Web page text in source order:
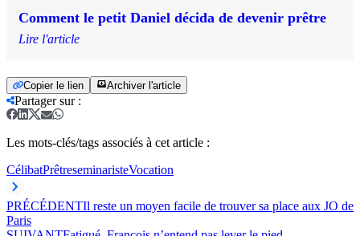
Comment le petit Daniel décida de devenir prêtre
Lire l'article
Copier le lien Archiver l'article
Partager sur:
Les mots-clés/tags associés à cet article :
CélibatPrêtreseminaristeVocation
PRÉCÉDENTIl reste un moyen facile de trouver sa place aux JO de
Paris